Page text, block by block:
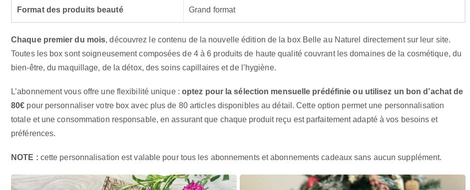
Format des produits beauté Grand format
Chaque premier du mois, découvrez le contenu de la nouvelle édition de la box Belle au Naturel directement sur leur site.
Toutes les box sont soigneusement composées de 4 à 6 produits de haute qualité couvrant les domaines de la cosmétique, du
bien-être, du maquillage, de la détox, des soins capillaires et de l’hygiène.
L’abonnement vous offre une flexibilité unique : optez pour la sélection mensuelle prédéfinie ou utilisez un bon d’achat de
80€ pour personnaliser votre box avec plus de 80 articles disponibles au détail. Cette option permet une personnalisation
totale et une consommation responsable, en assurant que chaque produit reçu est parfaitement adapté à vos besoins et
préférences.
NOTE : cette personnalisation est valable pour tous les abonnements et abonnements cadeaux sans aucun supplément.